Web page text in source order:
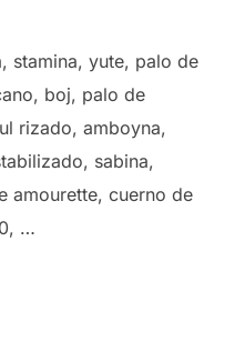
stamina, yute, palo de
boj, palo de
rizado, amboyna,
sabina,
amourette, cuerno de
…